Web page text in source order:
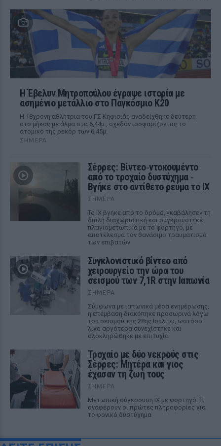
Η Έβελυν Μητροπούλου έγραψε ιστορία με
ασημένιο μετάλλιο στο Παγκόσμιο Κ20
Η 18χρονη αθλήτρια του ΓΣ Κηφισιάς αναδείχθηκε δεύτερη
στο μήκος με άλμα στα 6,44μ., σχεδόν ισοφαρίζοντας το
ατομικό της ρεκόρ των 6,45μ.
ΣΉΜΕΡΑ
Σέρρες: Βίντεο‑ντοκουμέντο
από το τροχαίο δυστύχημα ‑
Βγήκε στο αντίθετο ρεύμα το ΙΧ
ΣΉΜΕΡΑ
Το ΙΧ βγήκε από το δρόμο, «καβάλησε» τη
διπλή διαχωριστική και συγκρούστηκε
πλαγιομετωπικά με το φορτηγό, με
αποτέλεσμα τον θανάσιμο τραυματισμό
των επιβατών
Συγκλονιστικό βίντεο από
χειρουργείο την ώρα του
σεισμού των 7,1R στην Ιαπωνία
ΣΉΜΕΡΑ
Σύμφωνα με ιαπωνικά μέσα ενημέρωσης,
η επέμβαση διακόπηκε προσωρινά λόγω
του σεισμού της 28ης Ιουλίου, ωστόσο
λίγο αργότερα συνεχίστηκε και
ολοκληρώθηκε με επιτυχία
Τροχαίο με δύο νεκρούς στις
Σέρρες: Μητέρα και γιος
έχασαν τη ζωή τους
ΣΉΜΕΡΑ
Μετωπική σύγκρουση ΙΧ με φορτηγό: Τι
αναφέρουν οι πρώτες πληροφορίες για
το φονικό δυστύχημα